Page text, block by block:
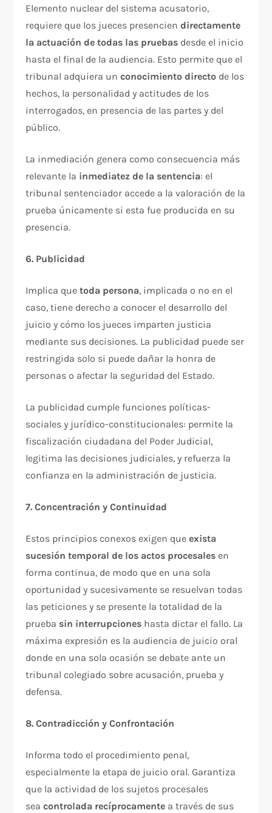
Elemento nuclear del sistema acusatorio,
requiere que los jueces presenciendirectamente
la actuación de todas las pruebas desde el inicio
hasta el final de la audiencia. Esto permite que el
tribunal adquiera unconocimiento directo de los
hechos, la personalidad y actitudes de los
interrogados, en presencia de las partes y del
público.​
La inmediación genera como consecuencia más
relevante la inmediatez de la sentencia: el
tribunal sentenciador accede a la valoración de la
prueba únicamente si esta fue producida en su
presencia.​
6. Publicidad
Implica quetoda persona, implicada o no en el
caso, tiene derecho a conocer el desarrollo del
juicio y cómo los jueces imparten justicia
mediante sus decisiones. La publicidad puede ser
restringida solo si puede dañar la honra de
personas o afectar la seguridad del Estado.​
La publicidad cumple funciones políticas-
sociales y jurídico-constitucionales: permite la
fiscalización ciudadana del Poder Judicial,
legitima las decisiones judiciales, y refuerza la
confianza en la administración de justicia.​
7. Concentración y Continuidad
Estos principios conexos exigen queexista
sucesión temporal de los actos procesales en
forma continua, de modo que en una sola
oportunidad y sucesivamente se resuelvan todas
las peticiones y se presente la totalidad de la
prueba sin interrupciones hasta dictar el fallo. La
máxima expresión es la audiencia de juicio oral
donde en una sola ocasión se debate ante un
tribunal colegiado sobre acusación, prueba y
defensa.​
8. Contradicción y Confrontación
Informa todo el procedimiento penal,
especialmente la etapa de juicio oral. Garantiza
que la actividad de los sujetos procesales
seacontrolada recíprocamente a través de sus